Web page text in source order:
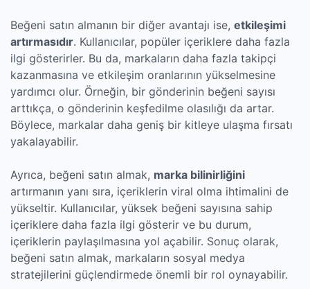
Beğeni satın almanın bir diğer avantajı ise, etkileşimi
artırmasıdır. Kullanıcılar, popüler içeriklere daha fazla
ilgi gösterirler. Bu da, markaların daha fazla takipçi
kazanmasına ve etkileşim oranlarının yükselmesine
yardımcı olur. Örneğin, bir gönderinin beğeni sayısı
arttıkça, o gönderinin keşfedilme olasılığı da artar.
Böylece, markalar daha geniş bir kitleye ulaşma fırsatı
yakalayabilir.
Ayrıca, beğeni satın almak, marka bilinirliğini
artırmanın yanı sıra, içeriklerin viral olma ihtimalini de
yükseltir. Kullanıcılar, yüksek beğeni sayısına sahip
içeriklere daha fazla ilgi gösterir ve bu durum,
içeriklerin paylaşılmasına yol açabilir. Sonuç olarak,
beğeni satın almak, markaların sosyal medya
stratejilerini güçlendirmede önemli bir rol oynayabilir.